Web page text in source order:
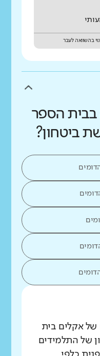
בהשוואה לעבר
בבית הספר
ביטחון?
של אקלים בית
של התלמידים